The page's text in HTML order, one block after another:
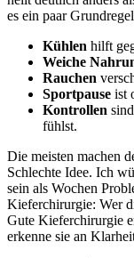
es ein paar
Kühlen hilft
Weiche
Rauchen
Sportpause ist
Kontrollen
fühlst.
Die meisten machen
Schlechte Idee. Ich
sein als Wochen
Kieferchirurgie: Wer
Gute Kieferchirurgie
erkenne sie an